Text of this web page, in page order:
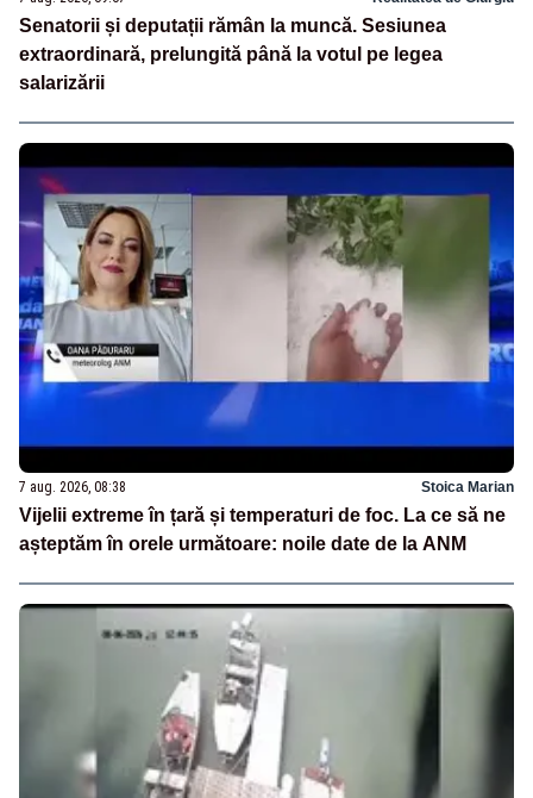
Senatorii și deputații rămân la muncă. Sesiunea
extraordinară, prelungită până la votul pe legea
salarizării
7 aug. 2026, 08:38 Stoica Marian
Vijelii extreme în țară și temperaturi de foc. La ce să ne
așteptăm în orele următoare: noile date de la ANM